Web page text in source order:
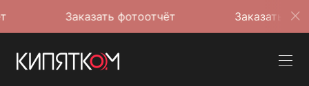
Заказать фотоотчёт Заказать фотоотчёт